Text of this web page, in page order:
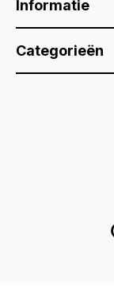
Informatie
Categorieën